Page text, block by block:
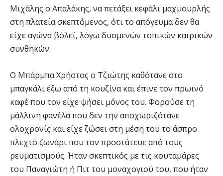
Μιχάλης ο Απαλάκης, να πετάξει κεφάλι μαχμουρλής
στη πλατεία σκεπτόμενος, ότι το απόγευμα δεν θα
είχε αγώνα βόλεϊ, λόγω δυσμενών τοπικών καιρικών
συνθηκών.
Ο Μπάρμπα Χρήστος ο Τζιώτης καθότανε στο
μπαγκάλι έξω από τη κουζίνα και έπινε τον πρωινό
καφέ που τον είχε ψήσει μόνος του. Φορούσε τη
μάλλινη φανέλα που δεν την αποχωριζότανε
ολοχρονίς και είχε ζώσει στη μέση του το άσπρο
πλεχτό ζωνάρι που τον προστάτευε από τους
ρευματισμούς. Ήταν σκεπτικός με τις κουταμάρες
του Παναγιώτη ή Πιτ του μοναχογιού του, που ήταν